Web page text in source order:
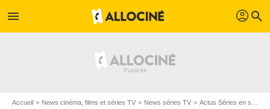
menu profil search
Accueil News cinéma, films et séries TV News séries TV Actus Séries en streaming